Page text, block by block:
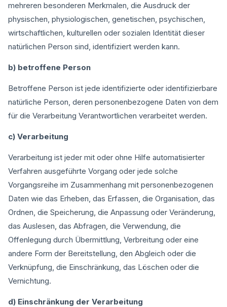
mehreren besonderen Merkmalen, die Ausdruck der
physischen, physiologischen, genetischen, psychischen,
wirtschaftlichen, kulturellen oder sozialen Identität dieser
natürlichen Person sind, identifiziert werden kann.
b) betroffene Person
Betroffene Person ist jede identifizierte oder identifizierbare
natürliche Person, deren personenbezogene Daten von dem
für die Verarbeitung Verantwortlichen verarbeitet werden.
c) Verarbeitung
Verarbeitung ist jeder mit oder ohne Hilfe automatisierter
Verfahren ausgeführte Vorgang oder jede solche
Vorgangsreihe im Zusammenhang mit personenbezogenen
Daten wie das Erheben, das Erfassen, die Organisation, das
Ordnen, die Speicherung, die Anpassung oder Veränderung,
das Auslesen, das Abfragen, die Verwendung, die
Offenlegung durch Übermittlung, Verbreitung oder eine
andere Form der Bereitstellung, den Abgleich oder die
Verknüpfung, die Einschränkung, das Löschen oder die
Vernichtung.
d) Einschränkung der Verarbeitung